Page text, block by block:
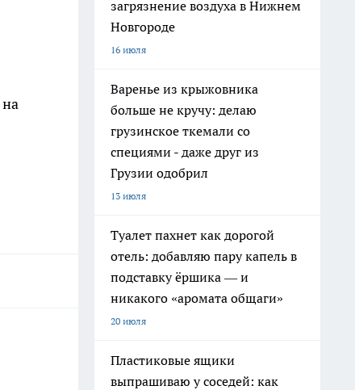
на
загрязнение воздуха в Нижнем
Новгороде
16 июля
Варенье из крыжовника
больше не кручу: делаю
грузинское ткемали со
специями - даже друг из
Грузии одобрил
13 июля
Туалет пахнет как дорогой
отель: добавляю пару капель в
подставку ёршика — и
никакого «аромата общаги»
20 июля
Пластиковые ящики
выпрашиваю у соседей: как